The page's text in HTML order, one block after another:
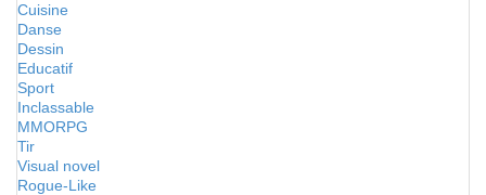
Cuisine
Danse
Dessin
Educatif
Sport
Inclassable
MMORPG
Tir
Visual novel
Rogue-Like